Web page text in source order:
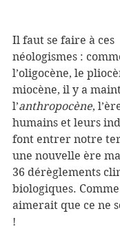
Il faut se faire à ces
néologismes :
l’oligocène, le
miocène, il y a
l’anthropocène,
humains et leurs
font entrer notre
une nouvelle ère
36 dérèglements
biologiques.
aimerait que ce ne
!